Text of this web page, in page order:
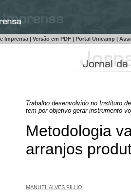
Imprensa | Versão em PDF | Portal Unicamp |
Trabalho desenvolvido no Instituto
tem por objetivo gerar instrumento
Metodologia
arranjos
MANUEL ALVES FILHO